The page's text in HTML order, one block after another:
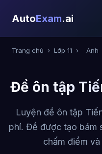
AutoExam.ai
Trang chủ › Lớp 11 › Anh
Đề ôn tập
Luyện đề ôn tập
phí. Đề được tạo bám
chấm điểm